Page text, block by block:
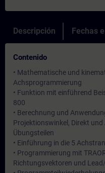
Descripción Fechas
Contenido
• Mathematische und
Achsprogrammierung
• Funktion mit einführend
800
• Berechnung und
Projektionswinkel, Direkt und
Übungsteilen
• Einführung in die 5
• Programmierung mit
Richtungsvektoren und